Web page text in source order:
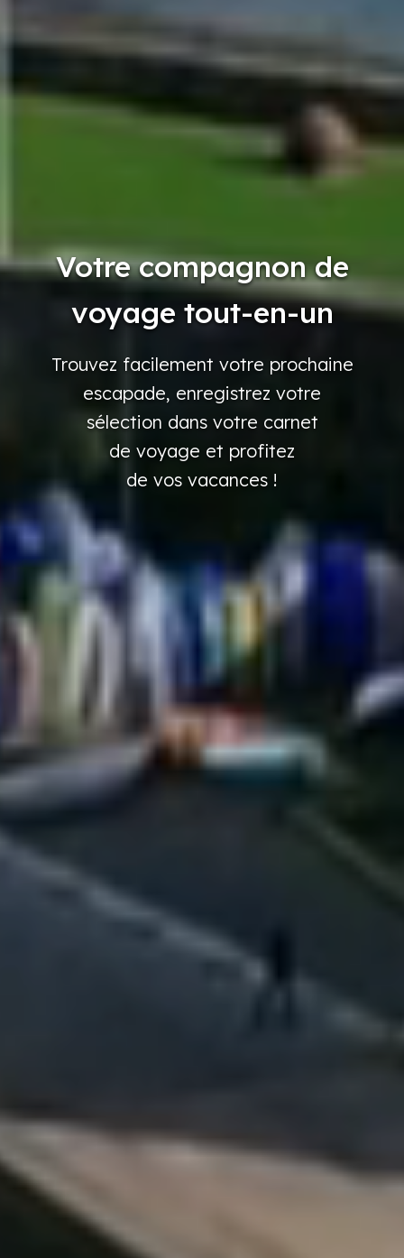
Votre compagnon de
voyage tout-en-un
Trouvez facilement votre prochaine
escapade, enregistrez votre
sélection dans votre carnet
de voyage et profitez
de vos vacances !